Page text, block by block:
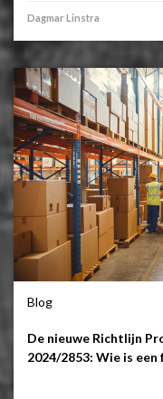
Dagmar Linstra
Blog
De nieuwe Richtlijn
2024/2853: Wie is